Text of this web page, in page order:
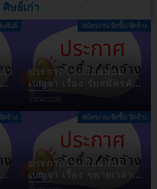
ศิษย์เก่า
มพันธ์
า
สมัครงาน/จัดซื้อ/จัดจ้าง
ประกาศโรงเรียนพนม
เบญจา เรื่อง รับสมัครคัด
เลือกบุคคลเพื่อเป็นครูจ้าง
อัตราจ้างสอน (ภาษาจีน)
Posted
on
27/04/2026
ดจ้าง สมัครงาน/จัดซื้อ/จัดจ้าง
ประกาศโรงเรียนพนม
เบญจา เรื่อง ขยายเวลา
การพิจารณาผลการ